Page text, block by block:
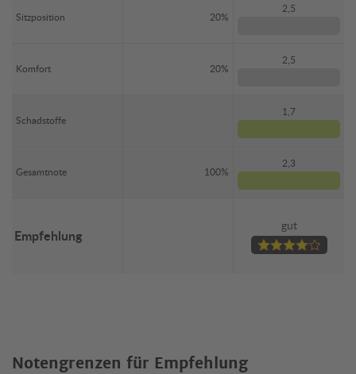
Sitzposition 20%
2,5
Komfort 20%
2,5
Schadstoffe
1,7
Gesamtnote 100%
2,3
Empfehlung
gut
Notengrenzen für Empfehlung